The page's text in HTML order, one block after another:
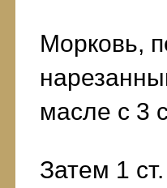
Морковь,
масле с 3
Затем 1